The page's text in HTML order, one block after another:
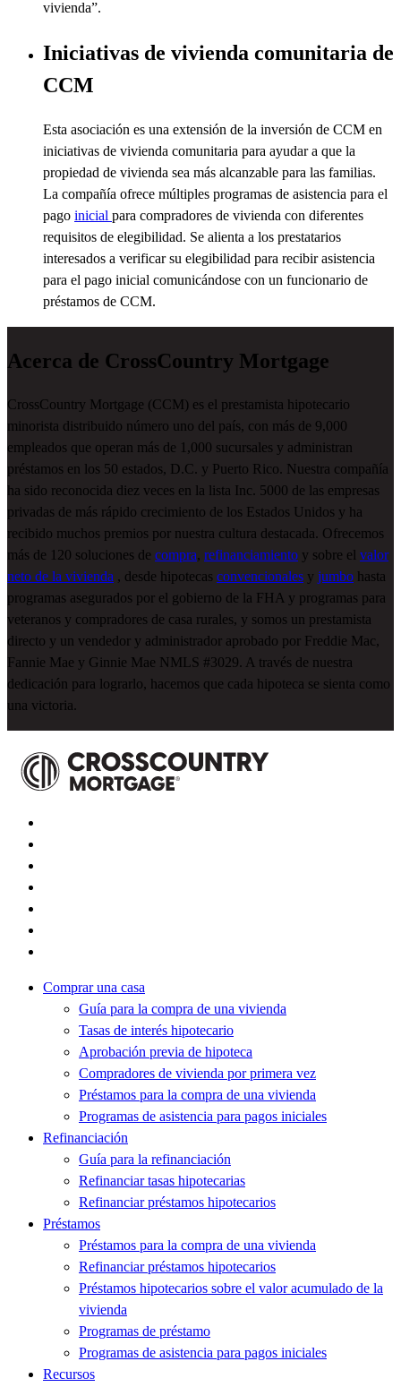
vivienda”.
Iniciativas de vivienda comunitaria de
CCM
Esta asociación es una extensión de la inversión de CCM en
iniciativas de vivienda comunitaria para ayudar a que la
propiedad de vivienda sea más alcanzable para las familias.
La compañía ofrece múltiples programas de asistencia para el
pago inicial para compradores de vivienda con diferentes
requisitos de elegibilidad. Se alienta a los prestatarios
interesados a verificar su elegibilidad para recibirasistencia
para el pago inicial comunicándose con un funcionario de
préstamos de CCM.
Acerca de CrossCountry Mortgage
CrossCountry Mortgage (CCM) es el prestamista hipotecario
minorista distribuido número uno del país, con más de 9,000
empleados que operan más de 1,000 sucursales y administran
préstamos en los 50 estados, D.C. y Puerto Rico. Nuestra compañía
ha sido reconocida diez veces en la lista Inc. 5000 de las empresas
privadas de más rápido crecimiento de los Estados Unidos y ha
recibido muchos premios por nuestra cultura destacada. Ofrecemos
más de 120 soluciones de compra, refinanciamiento y sobre el valor
neto de la vivienda , desde hipotecas convencionales y jumbo hasta
programas asegurados por el gobierno de la FHA y programas para
veteranos y compradores de casa rurales, y somos un prestamista
directo y un vendedor y administrador aprobado por Freddie Mac,
Fannie Mae y Ginnie Mae NMLS #3029. A través de nuestra
dedicación para lograrlo, hacemos que cada hipoteca se sienta como
una victoria.
Comprar una casa
Guía para la compra de una vivienda
Tasas de interés hipotecario
Aprobación previa de hipoteca
Compradores de vivienda por primera vez
Préstamos para la compra de una vivienda
Programas de asistencia para pagos iniciales
Refinanciación
Guía para la refinanciación
Refinanciar tasas hipotecarias
Refinanciar préstamos hipotecarios
Préstamos
Préstamos para la compra de una vivienda
Refinanciar préstamos hipotecarios
Préstamos hipotecarios sobre el valor acumulado de la
vivienda
Programas de préstamo
Programas de asistencia para pagos iniciales
Recursos